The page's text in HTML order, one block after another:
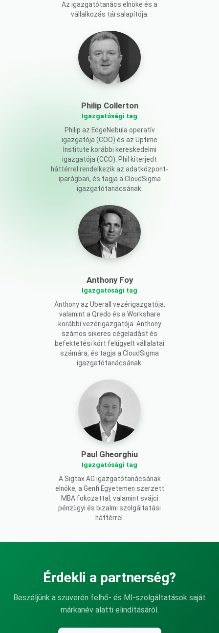
Az igazgatótanács elnöke és a
vállalkozás társalapítója.
Philip Collerton
Igazgatósági tag
Philip az EdgeNebula operatív
igazgatója (COO) és az Uptime
Institute korábbi kereskedelmi
igazgatója (CCO). Phil kiterjedt
háttérrel rendelkezik az adatközpont-
iparágban, és tagja a CloudSigma
igazgatótanácsának.
Anthony Foy
Igazgatósági tag
Anthony az Uberall vezérigazgatója,
valamint a Qredo és a Workshare
korábbi vezérigazgatója. Anthony
számos sikeres cégeladást és
befektetési kört felügyelt vállalatai
számára, és tagja a CloudSigma
igazgatótanácsának.
Paul Gheorghiu
Igazgatósági tag
A Sigtax AG igazgatótanácsának
elnöke, a Genfi Egyetemen szerzett
MBA fokozattal, valamint svájci
pénzügyi és bizalmi szolgáltatási
háttérrel.
Érdekli a partnerség?
Beszéljünk a szuverén felhő- és MI-szolgáltatások saját
márkanév alatti elindításáról.